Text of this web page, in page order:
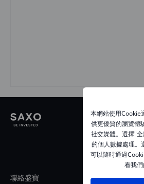
本網站使用Cookie
供更優質的瀏覽體
社交媒體。選擇"
的個人數據處理。
可以隨時通過
看我們
聯絡盛寶